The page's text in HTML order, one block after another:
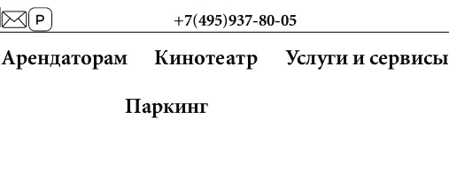
+7(495)937-80-05
Арендаторам Кинотеатр Услуги и сервисы
Паркинг